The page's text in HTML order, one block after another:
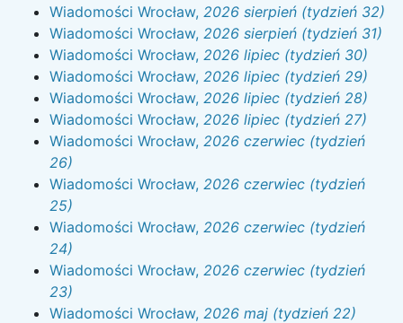
Wiadomości Wrocław, 2026 sierpień (tydzień 32)
Wiadomości Wrocław, 2026 sierpień (tydzień 31)
Wiadomości Wrocław, 2026 lipiec (tydzień 30)
Wiadomości Wrocław, 2026 lipiec (tydzień 29)
Wiadomości Wrocław, 2026 lipiec (tydzień 28)
Wiadomości Wrocław, 2026 lipiec (tydzień 27)
Wiadomości Wrocław, 2026 czerwiec (tydzień
26)
Wiadomości Wrocław, 2026 czerwiec (tydzień
25)
Wiadomości Wrocław, 2026 czerwiec (tydzień
24)
Wiadomości Wrocław, 2026 czerwiec (tydzień
23)
Wiadomości Wrocław, 2026 maj (tydzień 22)